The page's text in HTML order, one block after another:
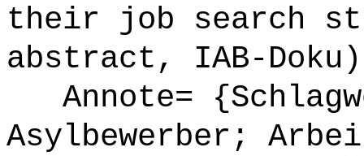
their job search
abstract, IAB-
Annote=
Asylbewerber;